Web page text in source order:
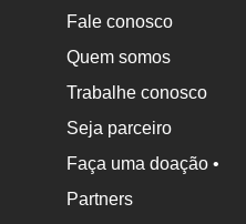
Fale conosco
Quem somos
Trabalhe conosco
Seja parceiro
Faça uma doação •
Partners